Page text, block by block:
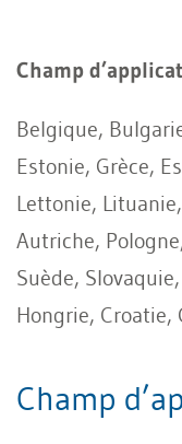
Champ
Belgique,
Estonie, Grèce,
Lettonie,
Autriche,
Suède,
Hongrie, Croatie,
Champ